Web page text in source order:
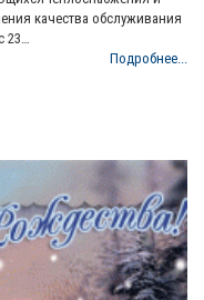
качества обслуживания
23…
Подробнее...